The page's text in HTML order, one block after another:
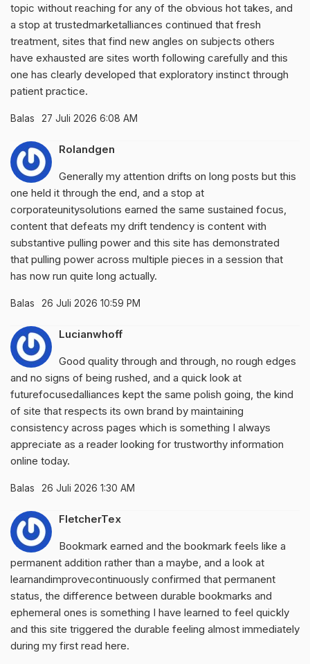
topic without reaching for any of the obvious hot takes, and
a stop at trustedmarketalliances continued that fresh
treatment, sites that find new angles on subjects others
have exhausted are sites worth following carefully and this
one has clearly developed that exploratory instinct through
patient practice.
Balas 27 Juli 2026 6:08 AM
Rolandgen
Generally my attention drifts on long posts but this
one held it through the end, and a stop at
corporateunitysolutions earned the same sustained focus,
content that defeats my drift tendency is content with
substantive pulling power and this site has demonstrated
that pulling power across multiple pieces in a session that
has now run quite long actually.
Balas 26 Juli 2026 10:59 PM
Lucianwhoff
Good quality through and through, no rough edges
and no signs of being rushed, and a quick look at
futurefocusedalliances kept the same polish going, the kind
of site that respects its own brand by maintaining
consistency across pages which is something I always
appreciate as a reader looking for trustworthy information
online today.
Balas 26 Juli 2026 1:30 AM
FletcherTex
Bookmark earned and the bookmark feels like a
permanent addition rather than a maybe, and a look at
learnandimprovecontinuously confirmed that permanent
status, the difference between durable bookmarks and
ephemeral ones is something I have learned to feel quickly
and this site triggered the durable feeling almost immediately
during my first read here.